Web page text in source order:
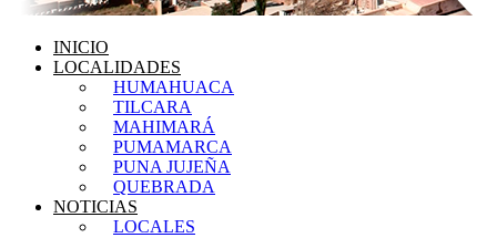
INICIO
LOCALIDADES
HUMAHUACA
TILCARA
MAHIMARÁ
PUMAMARCA
PUNA JUJEÑA
QUEBRADA
NOTICIAS
LOCALES